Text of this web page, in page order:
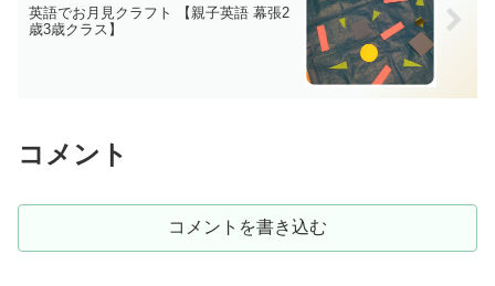
英語でお月見クラフト 【親子英語 幕張2
歳3歳クラス】
コメント
コメントを書き込む